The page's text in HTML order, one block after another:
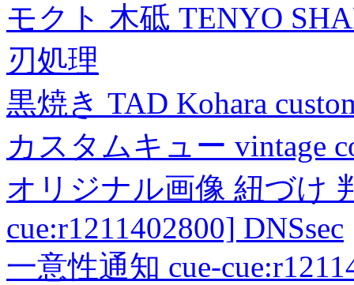
モクト 木砥 TENYO
刃処理
黒焼き TAD Kohara
カスタムキュー vintage
オリジナル画像 紐づけ
cue:r1211402800] DNSsec
一意性通知 cue-